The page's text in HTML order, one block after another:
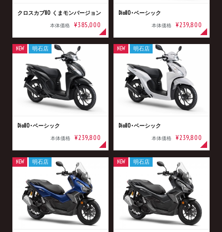
クロスカブ110 くまモンバージョン
本体価格 ¥385,000
Dio110･ベーシック
本体価格 ¥239,800
Dio110･ベーシック
本体価格 ¥239,800
NEW 明石店
Dio110･ベーシック
本体価格 ¥239,800
NEW 明石店
NEW 明石店 NEW 明石店